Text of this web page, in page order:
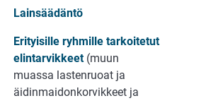
Lainsäädäntö
Erityisille ryhmille tarkoitetut
elintarvikkeet(muun
muassa lastenruoat ja
äidinmaidonkorvikkeet ja